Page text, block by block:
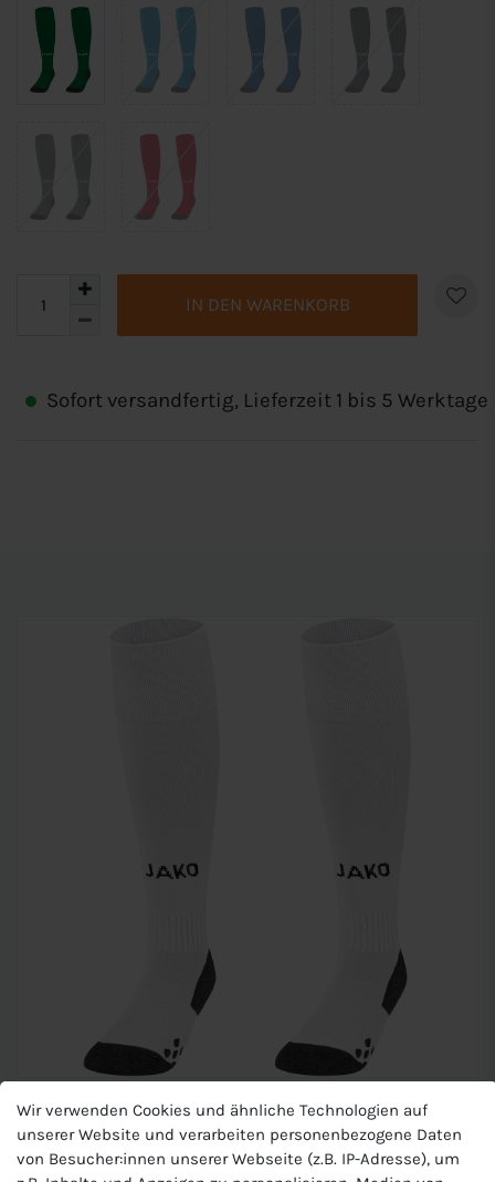
IN DEN WARENKORB
Sofort versandfertig, Lieferzeit 1 bis 5 Werktage
JAKO Unisex Stutzenstrumpf
Allround
Wir verwenden Cookies und ähnliche Technologien auf
unserer Website und verarbeiten personenbezogene Daten
von Besucher:innen unserer Webseite (z.B. IP-Adresse), um